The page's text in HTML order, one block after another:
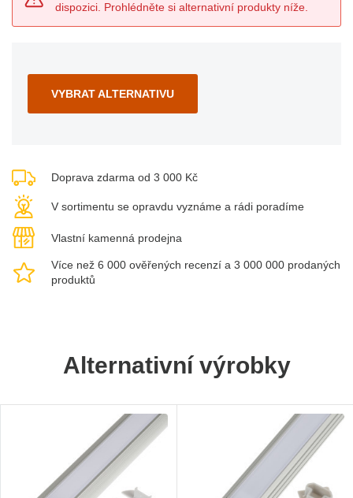
dispozici. Prohlédněte si alternativní produkty níže.
VYBRAT ALTERNATIVU
Doprava zdarma od 3 000 Kč
V sortimentu se opravdu vyznáme a rádi poradíme
Vlastní kamenná prodejna
Více než 6 000 ověřených recenzí a 3 000 000 prodaných
produktů
Alternativní výrobky